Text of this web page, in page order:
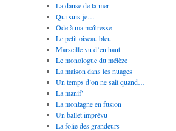
La danse de la mer
Qui suis-je…
Ode à ma maîtresse
Le petit oiseau bleu
Marseille vu d’en haut
Le monologue du mélèze
La maison dans les nuages
Un temps d’on ne sait quand…
La manif’
La montagne en fusion
Un ballet imprévu
La folie des grandeurs